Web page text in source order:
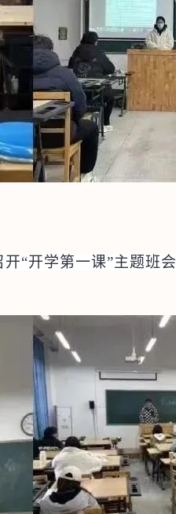
“开学第一课”主题班会